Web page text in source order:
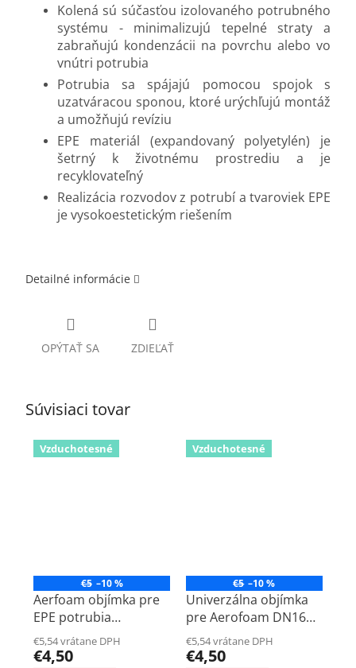
Kolená sú súčasťou izolovaného potrubného
systému - minimalizujú tepelné straty a
zabraňujú kondenzácii na povrchu alebo vo
vnútri potrubia
Potrubia sa spájajú pomocou spojok s
uzatváracou sponou, ktoré urýchľujú montáž
a umožňujú revíziu
EPE materiál (expandovaný polyetylén) je
šetrný k životnému prostrediu a je
recyklovateľný
Realizácia rozvodov z potrubí a tvaroviek EPE
je vysokoestetickým riešením
Detailné informácie
OPÝTAŤ SA ZDIEĽAŤ
Súvisiaci tovar
Vzduchotesné
€5 –10 %
Aerfoam objímka pre
EPE potrubia
DN160mm
€5,54 vrátane DPH
€4,50
Vzduchotesné
€5 –10 %
Univerzálna objímka
pre Aerofoam DN160-
180-200mm
€5,54 vrátane DPH
€4,50